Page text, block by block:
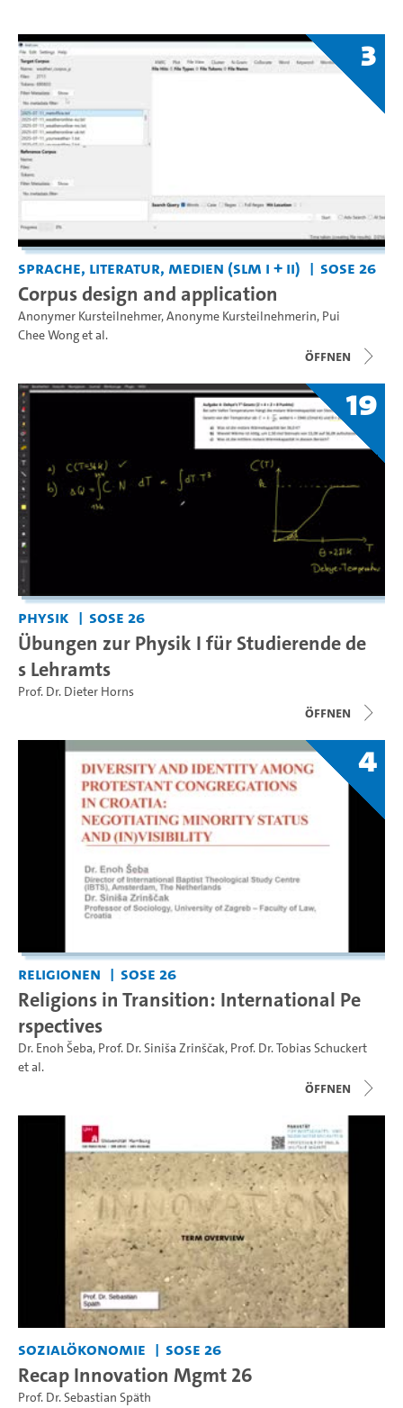
3
Sprache, Literatur, Medien (SLM I + II) SoSe 26
Corpus design and application
Anonymer Kursteilnehmer,Anonyme Kursteilnehmerin, Pui
Chee Wonget al.
Öffnen
19
Physik SoSe 26
Übungen zur Physik I für Studierende de
s Lehramts
Prof. Dr. Dieter Horns
Öffnen
4
Religionen SoSe 26
Religions in Transition: International Pe
rspectives
Dr. Enoh Šeba, Prof. Dr. Siniša Zrinščak, Prof. Dr. Tobias Schuckert
et al.
Öffnen
Sozialökonomie SoSe 26
Recap Innovation Mgmt 26
Prof. Dr. Sebastian Späth